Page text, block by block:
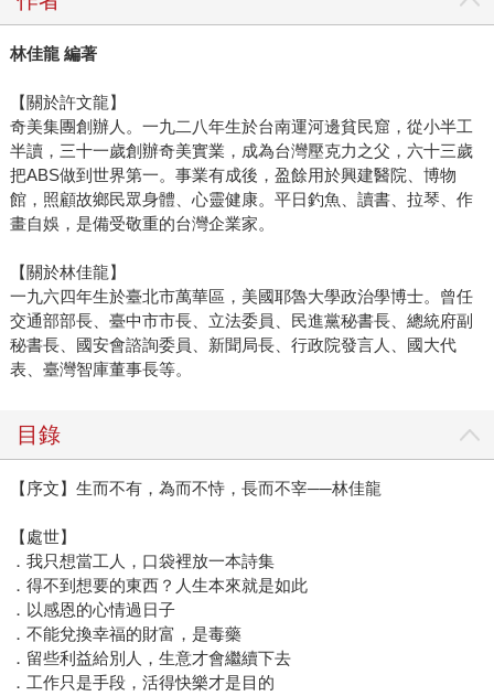
林佳龍 編著
【關於許文龍】
奇美集團創辦人。一九二八年生於台南運河邊貧民窟，從小半工
半讀，三十一歲創辦奇美實業，成為台灣壓克力之父，六十三歲
把ABS做到世界第一。事業有成後，盈餘用於興建醫院、博物
館，照顧故鄉民眾身體、心靈健康。平日釣魚、讀書、拉琴、作
畫自娛，是備受敬重的台灣企業家。
【關於林佳龍】
一九六四年生於臺北市萬華區，美國耶魯大學政治學博士。曾任
交通部部長、臺中市市長、立法委員、民進黨秘書長、總統府副
秘書長、國安會諮詢委員、新聞局長、行政院發言人、國大代
表、臺灣智庫董事長等。
目錄
【序文】生而不有，為而不恃，長而不宰──林佳龍
【處世】
．我只想當工人，口袋裡放一本詩集
．得不到想要的東西？人生本來就是如此
．以感恩的心情過日子
．不能兌換幸福的財富，是毒藥
．留些利益給別人，生意才會繼續下去
．工作只是手段，活得快樂才是目的